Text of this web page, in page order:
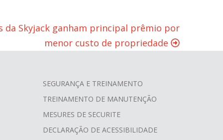
da Skyjack ganham principal prêmio por
menor custo de propriedade
SEGURANÇA E TREINAMENTO
TREINAMENTO DE MANUTENÇÃO
MESURES DE SECURITE
DECLARAÇÃO DE ACESSIBILIDADE